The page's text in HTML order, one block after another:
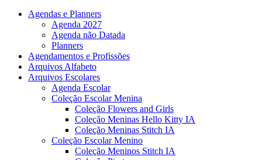
Agendas e Planners
Agenda 2027
Agenda não Datada
Planners
Agendamentos e Profissões
Arquivos Alfabeto
Arquivos Escolares
Agenda Escolar
Coleção Escolar Menina
Coleção Flowers and Girls
Coleção Meninas Hello Kitty IA
Coleção Meninas Stitch IA
Coleção Escolar Menino
Coleção Meninos Stitch IA